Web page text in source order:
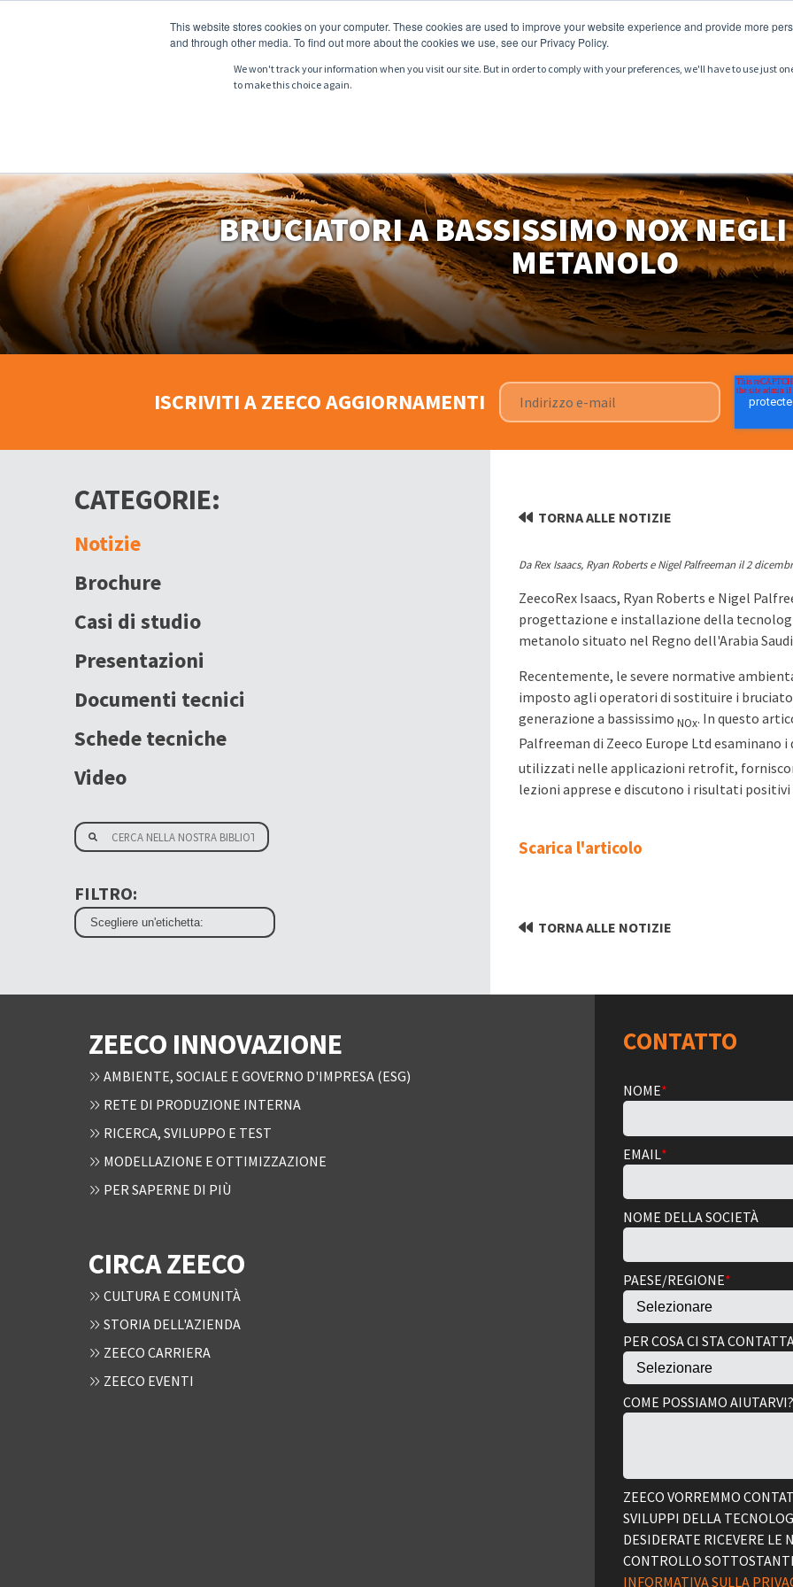
This website stores cookies on your computer. These cookies are used to improve your website experience and provide more
and through other media. To find out more about the cookies we use, see our Privacy Policy.
We won't track your information when you visit our site. But in order to comply with your preferences, we'll have to use just
to make this choice again.
BRUCIATORI A BASSISSIMO NOX
METANOLO
ISCRIVITI A ZEECO AGGIORNAMENTI
CATEGORIE:
Notizie
Brochure
Casi di studio
Presentazioni
Documenti tecnici
Schede tecniche
Video
FILTRO:
TORNA ALLE NOTIZIE
Da Rex Isaacs, Ryan Roberts e Nigel Palfreeman il 2
ZeecoRex Isaacs, Ryan Roberts e Nigel
progettazione e installazione della
metanolo situato nel Regno dell'Arabia
Recentemente, le severe normative
imposto agli operatori di sostituire i
generazione a bassissimoNOx. In questo
Palfreeman di Zeeco Europe Ltd
utilizzati nelle applicazioni retrofit,
lezioni apprese e discutono i risultati
Scarica l'articolo
TORNA ALLE NOTIZIE
ZEECO INNOVAZIONE
AMBIENTE, SOCIALE E GOVERNO D'IMPRESA (ESG)
RETE DI PRODUZIONE INTERNA
RICERCA, SVILUPPO E TEST
MODELLAZIONE E OTTIMIZZAZIONE
PER SAPERNE DI PIÙ
CIRCA ZEECO
CULTURA E COMUNITÀ
STORIA DELL'AZIENDA
ZEECO CARRIERA
ZEECO EVENTI
CONTATTO
NOME*
EMAIL*
NOME DELLA SOCIETÀ
PAESE/REGIONE*
PER COSA CI STA
COME POSSIAMO AIUTARVI?
ZEECO VORREMMO
SVILUPPI DELLA
DESIDERATE RICEVERE LE
CONTROLLO
INFORMATIVA SULLA